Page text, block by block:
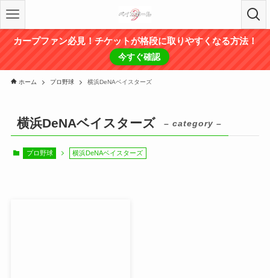
カープファン必見！チケットが格段に取りやすくなる方法！
今すぐ確認
ホーム プロ野球 横浜DeNAベイスターズ
横浜DeNAベイスターズ – category –
プロ野球 横浜DeNAベイスターズ